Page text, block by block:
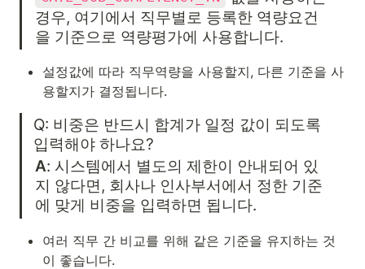
경우, 여기에서 직무별로 등록한 역량요건
을 기준으로 역량평가에 사용합니다.
설정값에 따라 직무역량을 사용할지, 다른 기준을 사
용할지가 결정됩니다.
Q: 비중은 반드시 합계가 일정 값이 되도록
입력해야 하나요?
A: 시스템에서 별도의 제한이 안내되어 있
지 않다면, 회사나 인사부서에서 정한 기준
에 맞게 비중을 입력하면 됩니다.
여러 직무 간 비교를 위해 같은 기준을 유지하는 것
이 좋습니다.